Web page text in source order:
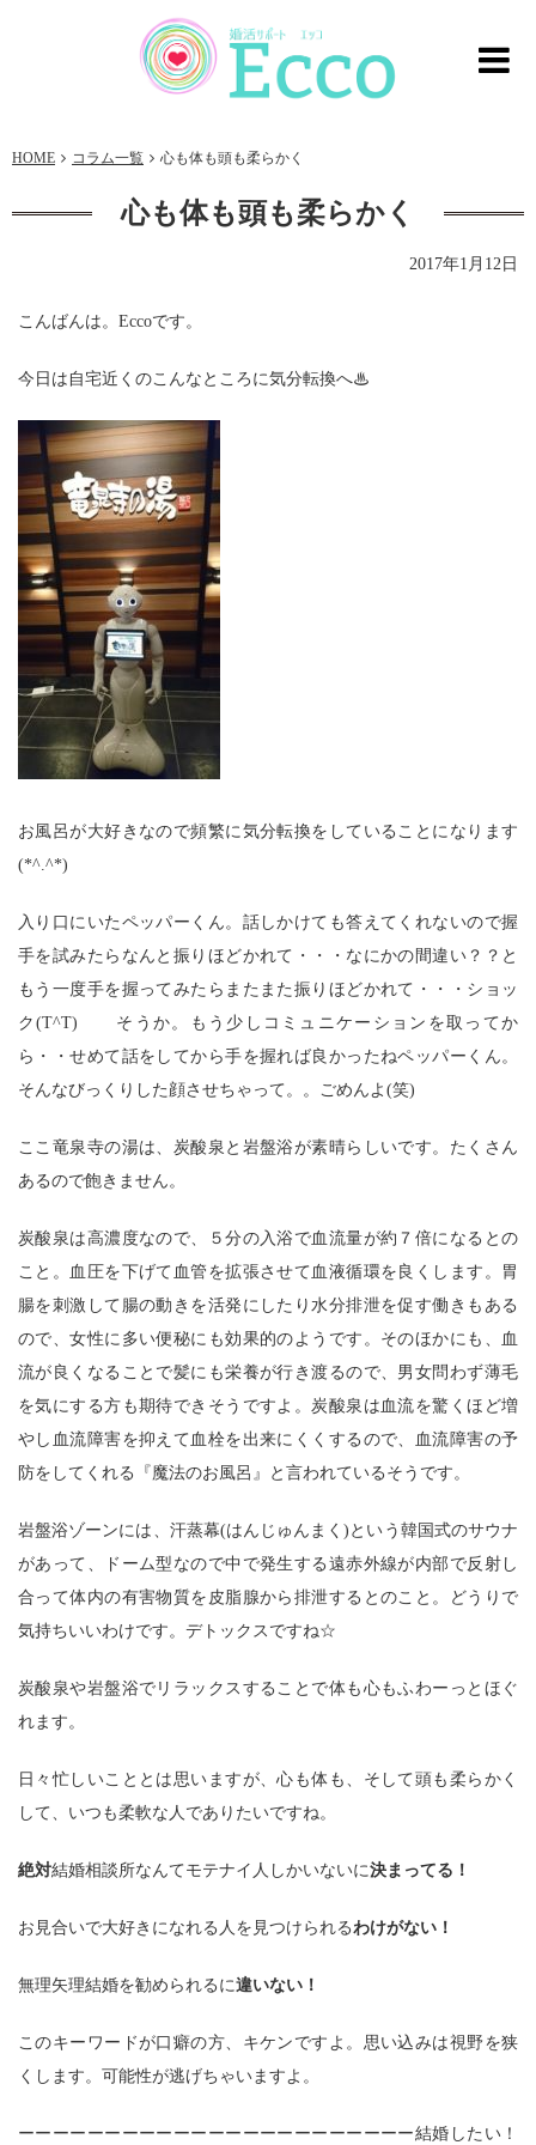
HOME コラム一覧 心も体も頭も柔らかく
心も体も頭も柔らかく
2017年1月12日
こんばんは。Eccoです。
今日は自宅近くのこんなところに気分転換へ♨
お風呂が大好きなので頻繁に気分転換をしていることになります
(*^.^*)
入り口にいたペッパーくん。話しかけても答えてくれないので握
手を試みたらなんと振りほどかれて・・・なにかの間違い？？と
もう一度手を握ってみたらまたまた振りほどかれて・・・ショッ
ク(T^T) そうか。もう少しコミュニケーションを取ってか
ら・・せめて話をしてから手を握れば良かったねペッパーくん。
そんなびっくりした顔させちゃって。。ごめんよ(笑)
ここ竜泉寺の湯は、炭酸泉と岩盤浴が素晴らしいです。たくさん
あるので飽きません。
炭酸泉は高濃度なので、５分の入浴で血流量が約７倍になるとの
こと。血圧を下げて血管を拡張させて血液循環を良くします。胃
腸を刺激して腸の動きを活発にしたり水分排泄を促す働きもある
ので、女性に多い便秘にも効果的のようです。そのほかにも、血
流が良くなることで髪にも栄養が行き渡るので、男女問わず薄毛
を気にする方も期待できそうですよ。炭酸泉は血流を驚くほど増
やし血流障害を抑えて血栓を出来にくくするので、血流障害の予
防をしてくれる『魔法のお風呂』と言われているそうです。
岩盤浴ゾーンには、汗蒸幕(はんじゅんまく)という韓国式のサウナ
があって、ドーム型なので中で発生する遠赤外線が内部で反射し
合って体内の有害物質を皮脂腺から排泄するとのこと。どうりで
気持ちいいわけです。デトックスですね☆
炭酸泉や岩盤浴でリラックスすることで体も心もふわーっとほぐ
れます。
日々忙しいこととは思いますが、心も体も、そして頭も柔らかく
して、いつも柔軟な人でありたいですね。
絶対結婚相談所なんてモテナイ人しかいないに決まってる！
お見合いで大好きになれる人を見つけられるわけがない！
無理矢理結婚を勧められるに違いない！
このキーワードが口癖の方、キケンですよ。思い込みは視野を狭
くします。可能性が逃げちゃいますよ。
ーーーーーーーーーーーーーーーーーーーーーーー結婚したい！